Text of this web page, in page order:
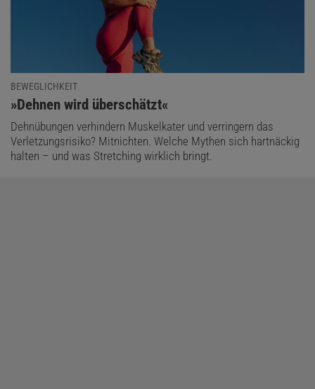
BEWEGLICHKEIT
:
»Dehnen wird überschätzt«
Dehnübungen verhindern Muskelkater und verringern das
Verletzungsrisiko? Mitnichten. Welche Mythen sich hartnäckig
halten – und was Stretching wirklich bringt.